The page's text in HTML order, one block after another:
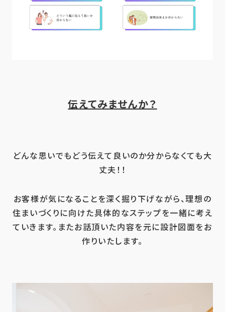
伝えてみませんか？
どんな思いでもどう伝えて良いのか分からなくても大
丈夫！！
お客様が気になることを深く掘り下げながら、理想の
住まいづくりに向けた具体的なステップを一緒に考え
ていきます。またお話頂いた内容を元に設計図面をお
作りいたします。